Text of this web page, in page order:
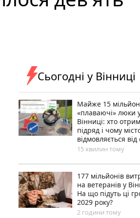
Сьогодні у Вінниці
Майже 15
«плаваючі» люки
Вінниці: хто
підряд і чому
відмовляється
15 хвилин тому
177 мільйонів
на ветеранів у
На що підуть ці
2029 року?
2 години тому